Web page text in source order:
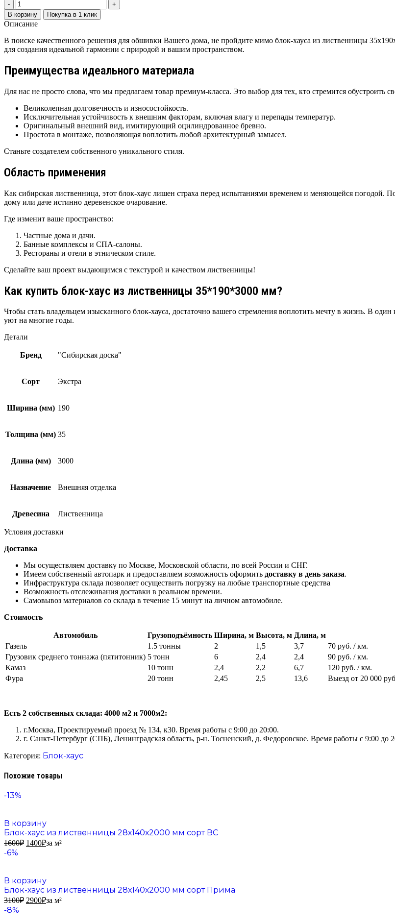
В корзину Покупка в 1 клик
Описание
В поиске качественного решения для обшивки Вашего дома, не пройдите мимо блок-хауса из лиственницы
для создания идеальной гармонии с природой и вашим пространством.
Преимущества идеального материала
Для нас не просто слова, что мы предлагаем товар премиум-класса. Это выбор для тех, кто стремится
Великолепная долговечность и износостойкость.
Исключительная устойчивость к внешним факторам, включая влагу и перепады температур.
Оригинальный внешний вид, имитирующий оцилиндрованное бревно.
Простота в монтаже, позволяющая воплотить любой архитектурный замысел.
Станьте создателем собственного уникального стиля.
Область применения
Как сибирская лиственница, этот блок-хаус лишен страха перед испытаниями временем и меняющейся погодой.
дому или даче истинно деревенское очарование.
Где изменит ваше пространство:
Частные дома и дачи.
Банные комплексы и СПА-салоны.
Рестораны и отели в этническом стиле.
Сделайте ваш проект выдающимся с текстурой и качеством лиственницы!
Как купить блок-хаус из лиственницы 35*190*3000 мм?
Чтобы стать владельцем изысканного блок-хауса, достаточно вашего стремления воплотить мечту в жизнь. В
уют на многие годы.
Детали
Бренд "Сибирская доска"
Сорт Экстра
Ширина (мм) 190
Толщина (мм) 35
Длина (мм) 3000
Назначение Внешняя отделка
Древесина Лиственница
Условия доставки
Доставка
Мы осуществляем доставку по Москве, Московской области, по всей России и СНГ.
Имеем собственный автопарк и предоставляем возможность оформить доставку в день заказа.
Инфраструктура склада позволяет осуществить погрузку на любые транспортные средства
Возможность отслеживания доставки в реальном времени.
Самовывоз материалов со склада в течение 15 минут на личном автомобиле.
Стоимость
Автомобиль Грузоподъёмность Ширина, м Высота, м Длина, м
Газель
1.5 тонны 2 1,5 3,7
70 руб. / км.
Грузовик среднего тоннажа (пятитонник) 5 тонн 6 2,4 2,4
90 руб. / км.
Камаз
10 тонн 2,4 2,2 6,7
120 руб. / км.
Фура
20 тонн 2,45 2,5 13,6 Выезд от 20 000
Есть 2 собственных склада: 4000 м2 и 7000м2:
г.Москва, Проектируемый проезд № 134, к30. Время работы с 9:00 до 20:00.
г. Санкт-Петербург (СПБ), Ленинградская область, р-н. Тосненский, д. Федоровское. Время работы с 9:00 до
Категория: Блок-хаус
Похожие товары
-13%
В корзину
Блок-хаус из лиственницы 28х140х2000 мм сорт ВС
1600₽ 1400₽за м²
-6%
В корзину
Блок-хаус из лиственницы 28х140х2000 мм сорт Прима
3100₽ 2900₽за м²
-8%